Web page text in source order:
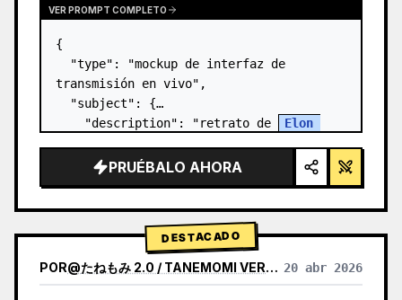
VER PROMPT COMPLETO
{
  "type": "mockup de interfaz de
transmisión en vivo",
  "subject": {
    "description": "retrato de
Elon
negra con un gráfico técnico esquemático
en blanco",
PRUÉBALO AHORA
DESTACADO
POR@たねもみ 2.0 / TANEMOMI VER2.0 20 abr 2026